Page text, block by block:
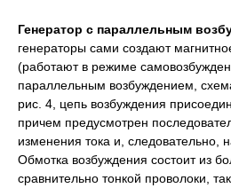
Генератор с параллельным
генераторы сами создают
(работают в режиме
параллельным возбуждением,
рис. 4, цепь возбуждения
причем предусмотрен
изменения тока и, следовательно,
Обмотка возбуждения состоит из
сравнительно тонкой проволоки,